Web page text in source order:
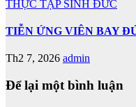
THỰC TẬP SINH ĐỨC
TIỄN ỨNG VIÊN BAY
Th2 7, 2026 admin
Để lại một bình luận